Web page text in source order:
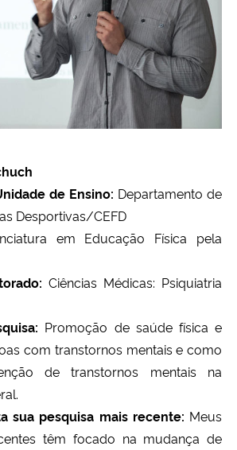
de Ensino: Departamento de
Desportivas/CEFD
em Educação Física pela
Ciências Médicas: Psiquiatria
Promoção de saúde física e
com transtornos mentais e como
de transtornos mentais na
sua pesquisa mais recente: Meus
têm focado na mudança de